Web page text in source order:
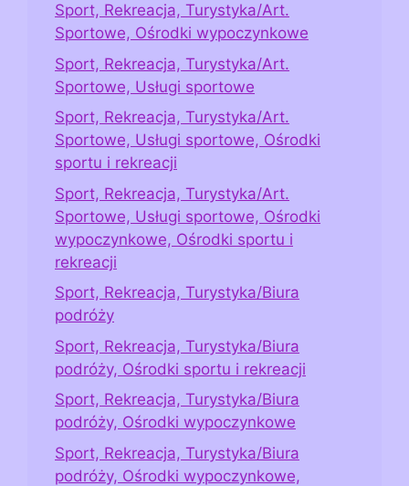
Sport, Rekreacja, Turystyka/Art.
Sportowe, Ośrodki wypoczynkowe
Sport, Rekreacja, Turystyka/Art.
Sportowe, Usługi sportowe
Sport, Rekreacja, Turystyka/Art.
Sportowe, Usługi sportowe, Ośrodki
sportu i rekreacji
Sport, Rekreacja, Turystyka/Art.
Sportowe, Usługi sportowe, Ośrodki
wypoczynkowe, Ośrodki sportu i
rekreacji
Sport, Rekreacja, Turystyka/Biura
podróży
Sport, Rekreacja, Turystyka/Biura
podróży, Ośrodki sportu i rekreacji
Sport, Rekreacja, Turystyka/Biura
podróży, Ośrodki wypoczynkowe
Sport, Rekreacja, Turystyka/Biura
podróży, Ośrodki wypoczynkowe,